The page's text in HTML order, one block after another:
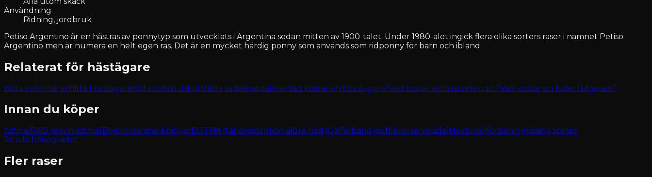
Användning
Ridning, jordbruk
Petiso Argentino är en hästras av ponnytyp som utvecklats i Argentina sedan mitten av 1900-talet. Under 1980-alet ingick flera olika sorters raser i namnet Petiso
Argentino men är numera en helt egen ras. Det är en mycket härdig ponny som används som ridponny för barn och ibland
Relaterat för hästägare
Hitta veterinärerHitta hovslagareHitta fodertillskottHitta sadelspecialisterVad kostar en hovslagare?Vad kostar en hästveterinär?Vad kostar en foderrådgivare?
Innan du köper
Astma/RAO (ekvin astma) BöjprovsanmärkningarEOTRH (tandresorption äldre häst)Gaffelband (sufflexorsenskada) Hovbroskförbening Kissing spines
Se alla hälsoguider
Fler raser